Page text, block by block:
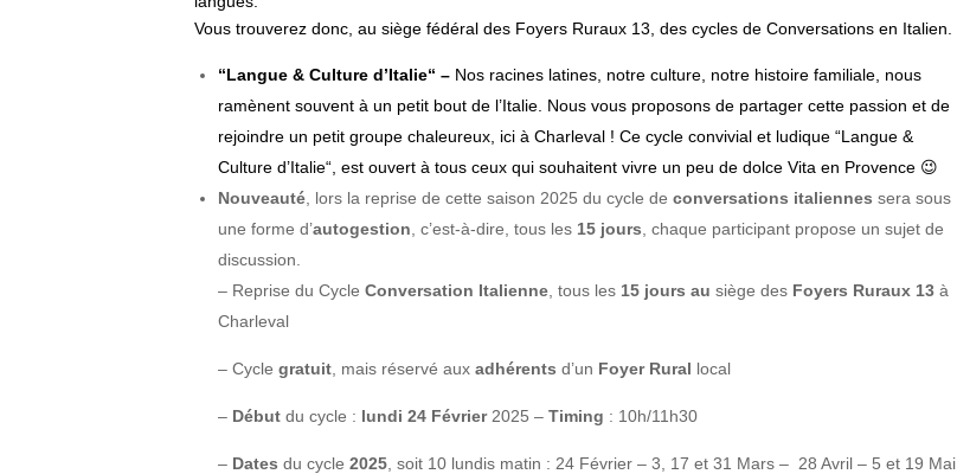
Vous trouverez donc, au siège fédéral des Foyers Ruraux 13, des cycles de Conversations en Italien.
“Langue & Culture d’Italie“ – Nos racines latines, notre culture, notre histoire familiale, nous
ramènent souvent à un petit bout de l’Italie. Nous vous proposons de partager cette passion et de
rejoindre un petit groupe chaleureux, ici à Charleval !Ce cycle convivial et ludique “Langue &
Culture d’Italie“, est ouvert à tous ceux qui souhaitent vivre un peu de dolce Vita en Provence 😉
Nouveauté , lors la reprise de cette saison 2025 du cycle de conversations italiennessera sous
une forme d’autogestion , c’est-à-dire, tous les 15 jours , chaque participant propose un sujet de
discussion.
– Reprise du CycleConversation Italienne , tous les 15 jours au siège des Foyers Ruraux 13à
Charleval
– Cycle gratuit , mais réservé aux adhérentsd’un Foyer Rural local
– Début du cycle : lundi 24 Février2025 –Timing : 10h/11h30
– Dates du cycle2025 , soit 10 lundis matin : 24 Février – 3, 17 et 31 Mars – 28 Avril – 5 et 19 Mai